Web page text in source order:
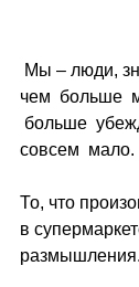
чем  больше
больше
совсем  мало.
То, что
в
размышления.